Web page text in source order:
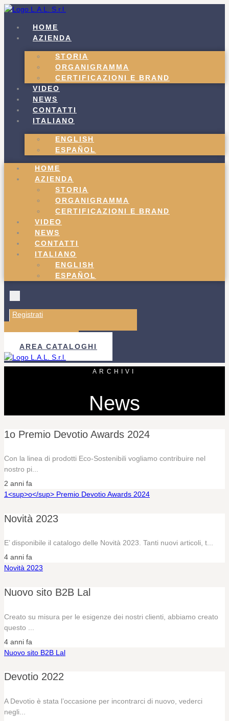
Vai
contenutoHOME
AZIENDA
STORIA
ORGANIGRAMMA
CERTIFICAZIONI E BRAND
VIDEO
NEWS
CONTATTI
ITALIANO
ENGLISH
ESPAÑOL
HOME
AZIENDA
STORIA
ORGANIGRAMMA
CERTIFICAZIONI E BRAND
VIDEO
NEWS
CONTATTI
ITALIANO
ENGLISH
ESPAÑOL
Registrati
AREA CATALOGHI
ARCHIVI
News
1o Premio Devotio Awards 2024
Con la linea di prodotti Eco-Sostenibili vogliamo contribuire nel
nostro pi...
2 anni fa
1<sup>o</sup> Premio Devotio Awards 2024
Novità 2023
E’ disponibile il catalogo delle Novità 2023. Tanti nuovi articoli, t...
4 anni fa
Novità 2023
Nuovo sito B2B Lal
Creato su misura per le esigenze dei nostri clienti, abbiamo creato
questo ...
4 anni fa
Nuovo sito B2B Lal
Devotio 2022
A Devotio è stata l’occasione per incontrarci di nuovo, vederci
negli...